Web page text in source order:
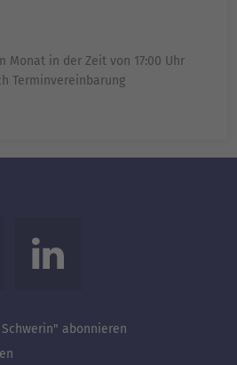
Monat in der Zeit von 17:00 Uhr
Terminvereinbarung
abonnieren